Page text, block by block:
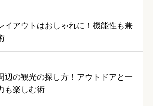
イアウトはおしゃれに！機能性も兼
辺の観光の探し方！アウトドアと一
も楽しむ術